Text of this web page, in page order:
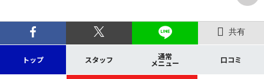
共有
トップ スタッフ 通常
メニュー 口コミ